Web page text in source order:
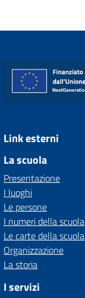
Link esterni
La scuola
Presentazione
I luoghi
Le persone
I numeri della scuola
Le carte della scuola
Organizzazione
La storia
I servizi